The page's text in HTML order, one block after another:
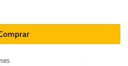
- Suplemento vitamínico cantidad